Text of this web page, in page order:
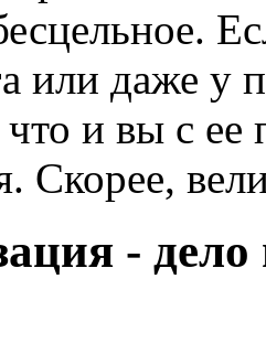
или даже у
что и вы с
Скорее,
-